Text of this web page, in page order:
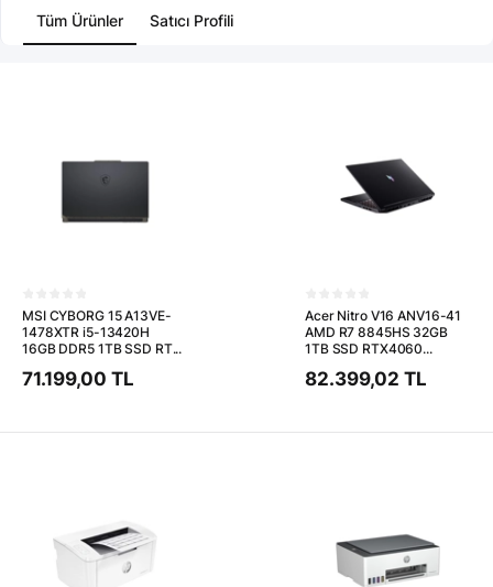
Tüm Ürünler Satıcı Profili
MSI CYBORG 15 A13VE-
1478XTR i5-13420H
16GB DDR5 1TB SSD RT...
71.199,00 TL
Acer Nitro V16 ANV16-41
AMD R7 8845HS 32GB
1TB SSD RTX4060...
82.399,02 TL